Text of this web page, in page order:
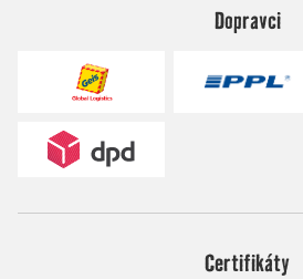
Dopravci
Certifikáty